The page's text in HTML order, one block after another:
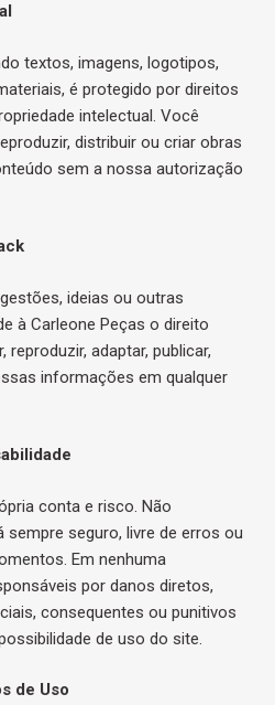
textos, imagens, logotipos,
é protegido por direitos
intelectual. Você
distribuir ou criar obras
sem a nossa autorização
ideias ou outras
à Carleone Peças o direito
adaptar, publicar,
informações em qualquer
conta e risco. Não
seguro, livre de erros ou
Em nenhuma
por danos diretos,
consequentes ou punitivos
de uso do site.
de Uso